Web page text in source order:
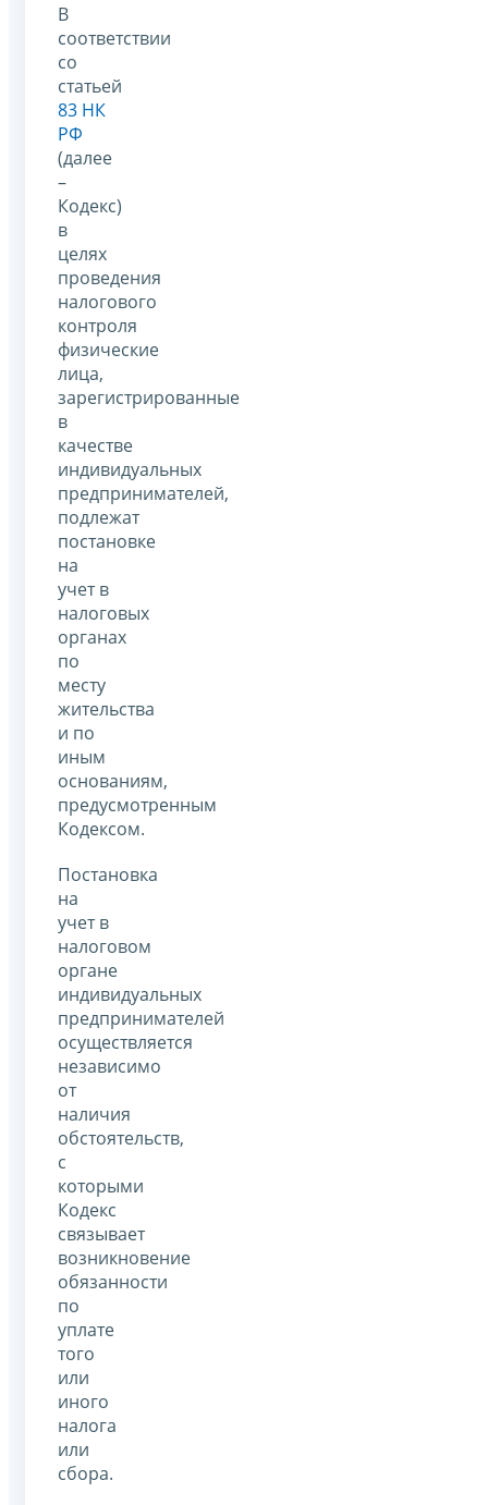
В
соответствии
со
статьей
83 НК
РФ
(далее
–
Кодекс)
в
целях
проведения
налогового
контроля
физические
лица,
зарегистрированные
в
качестве
индивидуальных
предпринимателей,
подлежат
постановке
на
учет в
налоговых
органах
по
месту
жительства
и по
иным
основаниям,
предусмотренным
Кодексом.
Постановка
на
учет в
налоговом
органе
индивидуальных
предпринимателей
осуществляется
независимо
от
наличия
обстоятельств,
с
которыми
Кодекс
связывает
возникновение
обязанности
по
уплате
того
или
иного
налога
или
сбора.